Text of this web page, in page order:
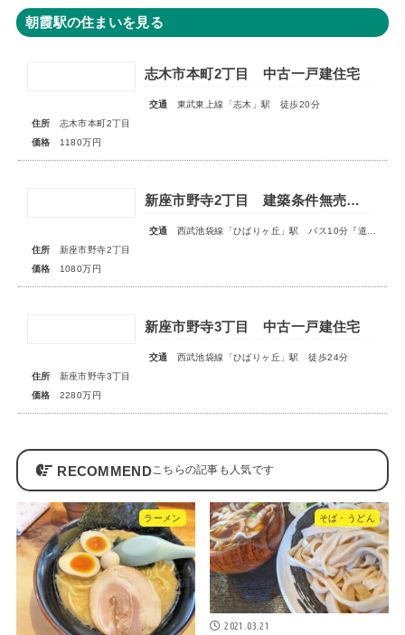
朝霞駅の住まいを見る
志木市本町2丁目 中古一戸建住宅
交通
東武東上線「志木」駅 徒歩20分
住所
志木市本町2丁目
価格
1180万円
新座市野寺2丁目 建築条件無売地 全1区画
交通
西武池袋線「ひばりヶ丘」駅 バス10分『道場』停歩4分
住所
新座市野寺2丁目
価格
1080万円
新座市野寺3丁目 中古一戸建住宅
交通
西武池袋線「ひばりヶ丘」駅 徒歩24分
住所
新座市野寺3丁目
価格
2280万円
RECOMMEND
ラーメン そば・うどん
2021.03.21